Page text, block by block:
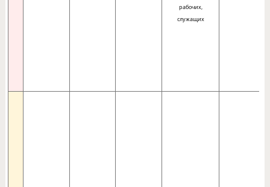
рабочих,
служащих